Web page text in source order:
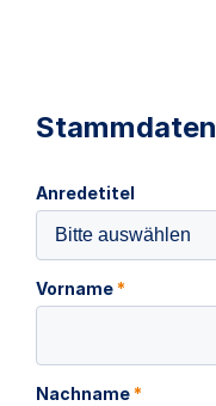
Stammdaten
Anredetitel
Bitte auswählen
Vorname*
Nachname*